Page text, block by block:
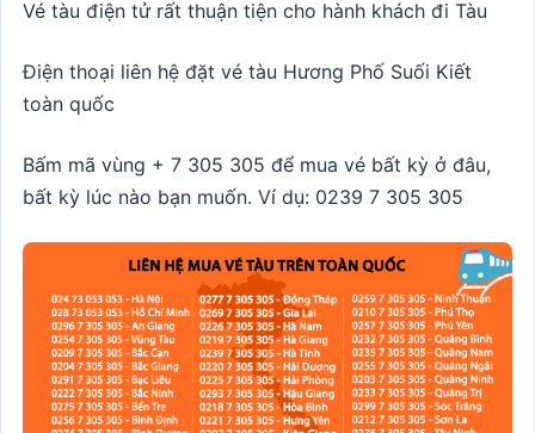
Vé tàu điện tử rất thuận tiện cho hành khách đi Tàu
Điện thoại liên hệ đặt vé tàu Hương Phố Suối Kiết
toàn quốc
Bấm mã vùng + 7 305 305 để mua vé bất kỳ ở đâu,
bất kỳ lúc nào bạn muốn. Ví dụ: 0239 7 305 305